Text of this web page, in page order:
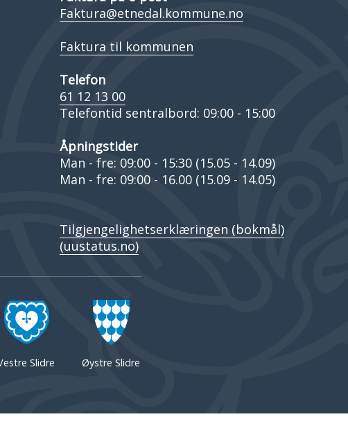
Faktura@etnedal.kommune.no
Faktura til kommunen
Telefon
61 12 13 00
Telefontid sentralbord: 09:00 - 15:00
Åpningstider
Man - fre: 09:00 - 15:30 (15.05 - 14.09)
Man - fre: 09:00 - 16.00 (15.09 - 14.05)
Tilgjengelighetserklæringen (bokmål)
(uustatus.no)
Slidre Øystre Slidre